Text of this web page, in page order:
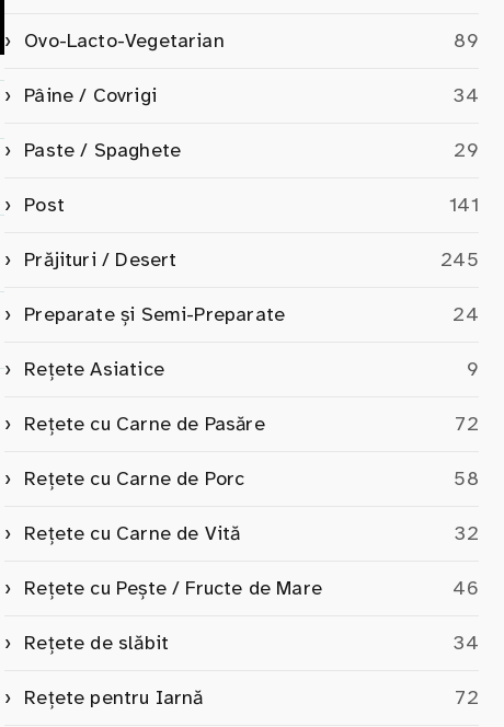
Ovo-Lacto-Vegetarian 89
Pâine / Covrigi 34
Paste / Spaghete 29
Post 141
Prăjituri / Desert 245
Preparate și Semi-Preparate 24
Rețete Asiatice 9
Rețete cu Carne de Pasăre 72
Rețete cu Carne de Porc 58
Rețete cu Carne de Vită 32
Rețete cu Pește / Fructe de Mare 46
Rețete de slăbit 34
Rețete pentru Iarnă 72